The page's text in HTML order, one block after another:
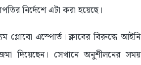
নির্দেশে এটা করা হয়েছে।
গ্লোবো এস্পোর্ত। ক্লাবের বিরুদ্ধে আইনি
দিয়েছেন। সেখানে অনুশীলনের সময়